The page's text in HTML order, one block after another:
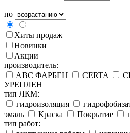
по
Хиты продаж
Новинки
Акции
производитель:
ABC ФАРБЕН
CERTA
УРЕПЛЕН
тип ЛКМ:
гидроизоляция
эмаль
Краска Покрытие
тип работ: